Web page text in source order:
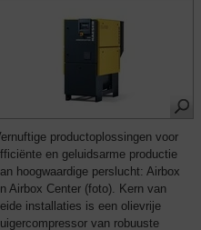
productoplossingen voor
en geluidsarme productie
hoogwaardige perslucht: Airbox
Airbox Center (foto). Kern van
installaties is een olievrije
van robuuste